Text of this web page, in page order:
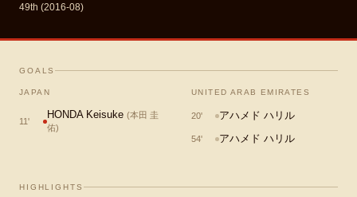
49th (2016-08)
GOALS
JAPAN
11'
HONDA Keisuke (本田 圭
佑)
UNITED ARAB EMIRATES
20' アハメド ハリル
54' アハメド ハリル
HIGHLIGHTS